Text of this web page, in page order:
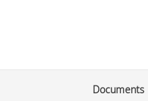
Documents